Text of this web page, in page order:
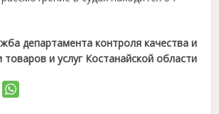
департамента контроля качества и
товаров и услуг Костанайской области